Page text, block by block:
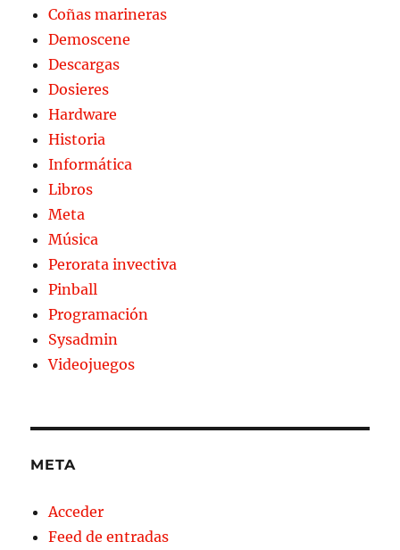
Coñas marineras
Demoscene
Descargas
Dosieres
Hardware
Historia
Informática
Libros
Meta
Música
Perorata invectiva
Pinball
Programación
Sysadmin
Videojuegos
META
Acceder
Feed de entradas